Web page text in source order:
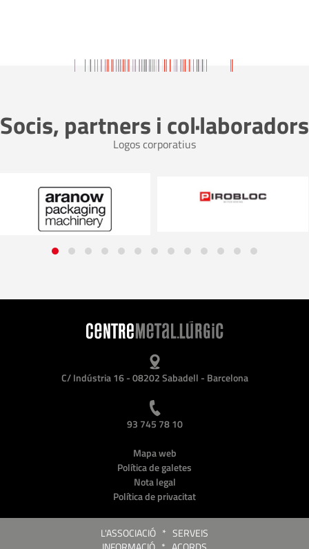
Socis, partners i col·laboradors
Logos corporatius
C/ Indústria 16 - 08202 Sabadell - Barcelona
93 745 78 10
Mapa web
Política de galetes
Nota legal
Política de privacitat
L'ASSOCIACIÓ * SERVEIS